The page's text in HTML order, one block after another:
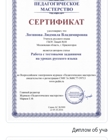
Диплом об